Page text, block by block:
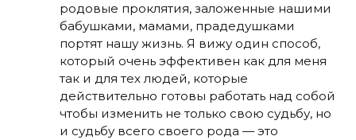
родовые проклятия, заложенные нашими
бабушками, мамами, прадедушками
портят нашу жизнь. Я вижу один способ,
который очень эффективен как для меня
так и для тех людей, которые
действительно готовы работать над собой
чтобы изменить не только свою судьбу, но
и судьбу всего своего рода — это